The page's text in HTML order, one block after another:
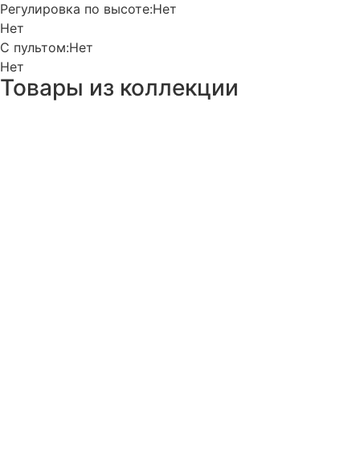
Регулировка по высоте:Нет
Нет
С пультом:Нет
Нет
Товары из коллекции